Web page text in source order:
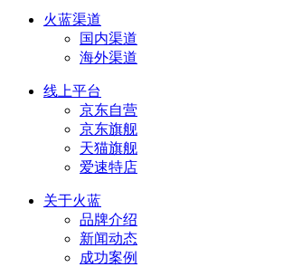
火蓝渠道
国内渠道
海外渠道
线上平台
京东自营
京东旗舰
天猫旗舰
爱速特店
关于火蓝
品牌介绍
新闻动态
成功案例